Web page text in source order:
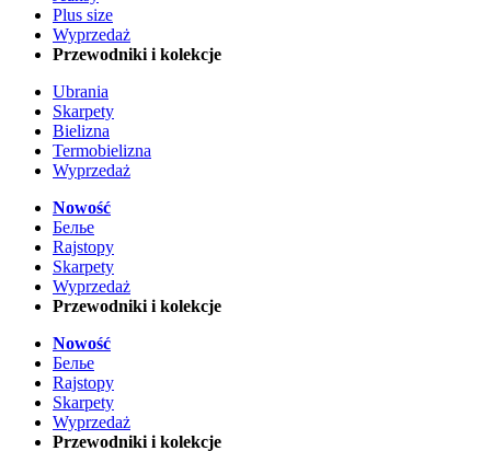
Plus size
Wyprzedaż
Przewodniki i kolekcje
Ubrania
Skarpety
Bielizna
Termobielizna
Wyprzedaż
Nowość
Белье
Rajstopy
Skarpety
Wyprzedaż
Przewodniki i kolekcje
Nowość
Белье
Rajstopy
Skarpety
Wyprzedaż
Przewodniki i kolekcje